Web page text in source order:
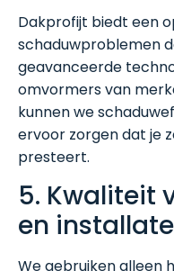
Dakprofijt biedt een
schaduwproblemen
geavanceerde
omvormers van
kunnen we
ervoor zorgen dat je
presteert.
5. Kwaliteit
en
We gebruiken alleen